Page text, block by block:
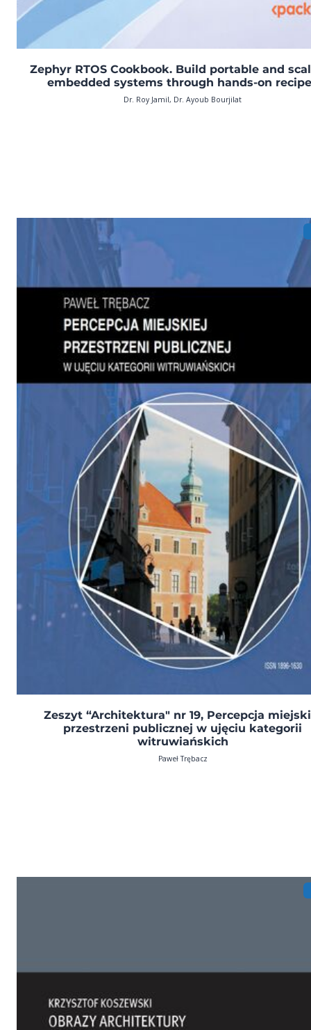
Zephyr RTOS Cookbook. Build portable and
embedded systems through hands-on
Dr. Roy Jamil, Dr. Ayoub Bourjilat
Zeszyt “Architektura" nr 19, Percepcja
przestrzeni publicznej w ujęciu kategorii
witruwiańskich
Paweł Trębacz